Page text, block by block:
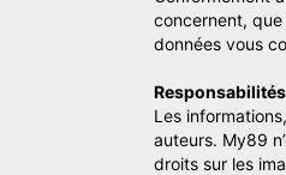
concernent,
données vous
Les
auteurs. My89
droits sur les